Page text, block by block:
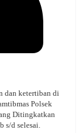
dan ketertiban di
Polsek
Ditingkatkan
d selesai.